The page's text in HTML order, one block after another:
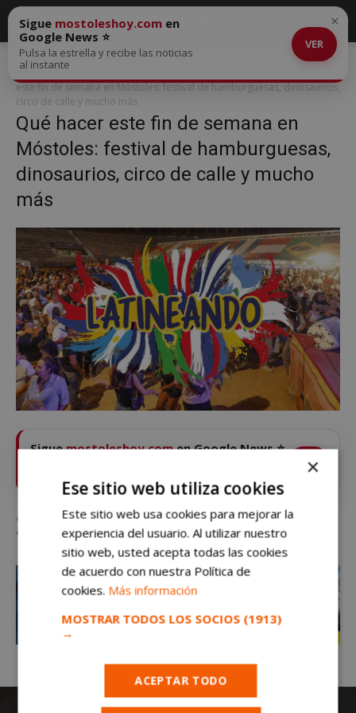
Inicio
Qué hacer este fin de semana en Móstoles: festival de
hamburguesas, dinosaurios, circo de calle y mucho más
este fin de semana en Móstoles: festival de hamburguesas, dinosaurios,
circo de calle y mucho más
Qué hacer este fin de semana en
Móstoles: festival de hamburguesas,
dinosaurios, circo de calle y mucho
más
Sigue mostoleshoy.com en
Google News ⭐
Pulsa la estrella y recibe las noticias
al instante
VER
×
Siguemostoleshoy.comen Google News ⭐
VER
Qué hacer este fin de semana en Móstoles: festival de hamburguesas,
dinosaurios, circo de calle y mucho más
×
Ese sitio web utiliza cookies
Este sitio web usa cookies para mejorar la
experiencia del usuario. Al utilizar nuestro
sitio web, usted acepta todas las cookies
de acuerdo con nuestra Política de
cookies. Más información
MOSTRAR TODOS LOS SOCIOS (1913)
→
ACEPTAR TODO